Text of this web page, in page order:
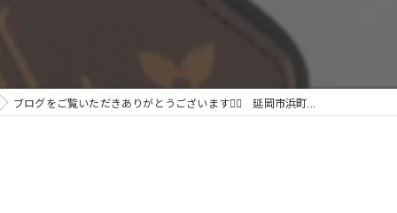
ブログをご覧いただきありがとうございます🙇‍♀️ 延岡市浜町...